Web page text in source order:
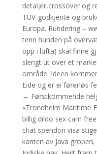
detaljer,crossover og
TUV-godkjente og
Europa. Rundering –
tenn hunden på
opp i lufta) skal finne
slengt ut over et
område. Ideen
Eide og er ei førerløs
→ Førstkommende
«Trondheim Maritime
billig dildo sex cam
chat spendon visa
kanten av Java